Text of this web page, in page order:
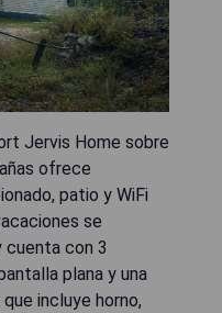
Jervis Home sobre
ofrece
patio y WiFi
se
cuenta con 3
plana y una
incluye horno,